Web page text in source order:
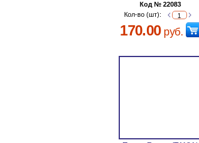
Код № 22083
Кол-во (шт):
170.00руб.